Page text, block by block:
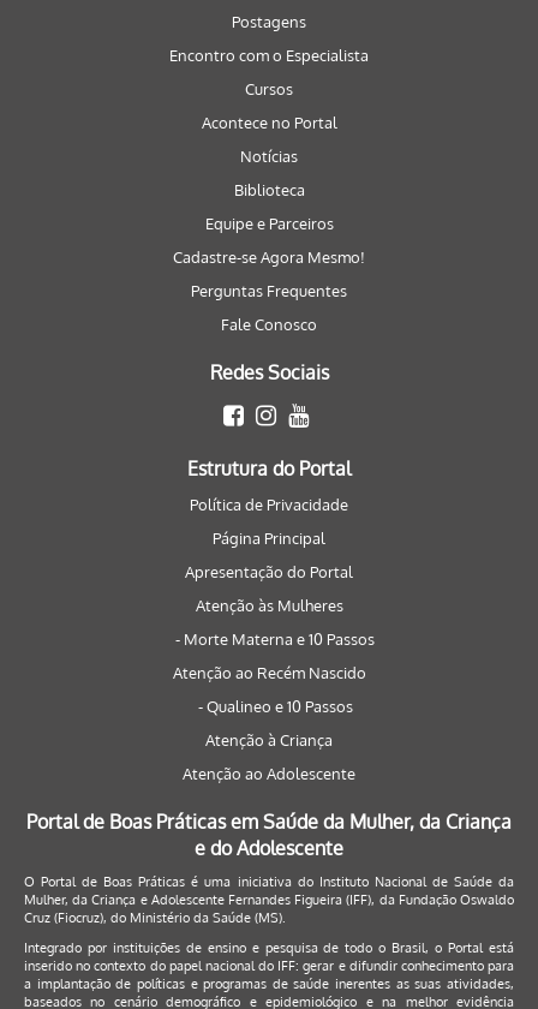
Postagens
Encontro com o Especialista
Cursos
Acontece no Portal
Notícias
Biblioteca
Equipe e Parceiros
Cadastre-se Agora Mesmo!
Perguntas Frequentes
Fale Conosco
Redes Sociais
Estrutura do Portal
Política de Privacidade
Página Principal
Apresentação do Portal
Atenção às Mulheres
- Morte Materna e 10 Passos
Atenção ao Recém Nascido
- Qualineo e 10 Passos
Atenção à Criança
Atenção ao Adolescente
Portal de Boas Práticas em Saúde da Mulher, da Criança
e do Adolescente
O Portal de Boas Práticas é uma iniciativa do Instituto Nacional de Saúde da
Mulher, da Criança e Adolescente Fernandes Figueira (IFF), da Fundação Oswaldo
Cruz (Fiocruz), do Ministério da Saúde (MS).
Integrado por instituições de ensino e pesquisa de todo o Brasil, o Portal está
inserido no contexto do papel nacional do IFF: gerar e difundir conhecimento para
a implantação de políticas e programas de saúde inerentes as suas atividades,
baseados no cenário demográfico e epidemiológico e na melhor evidência